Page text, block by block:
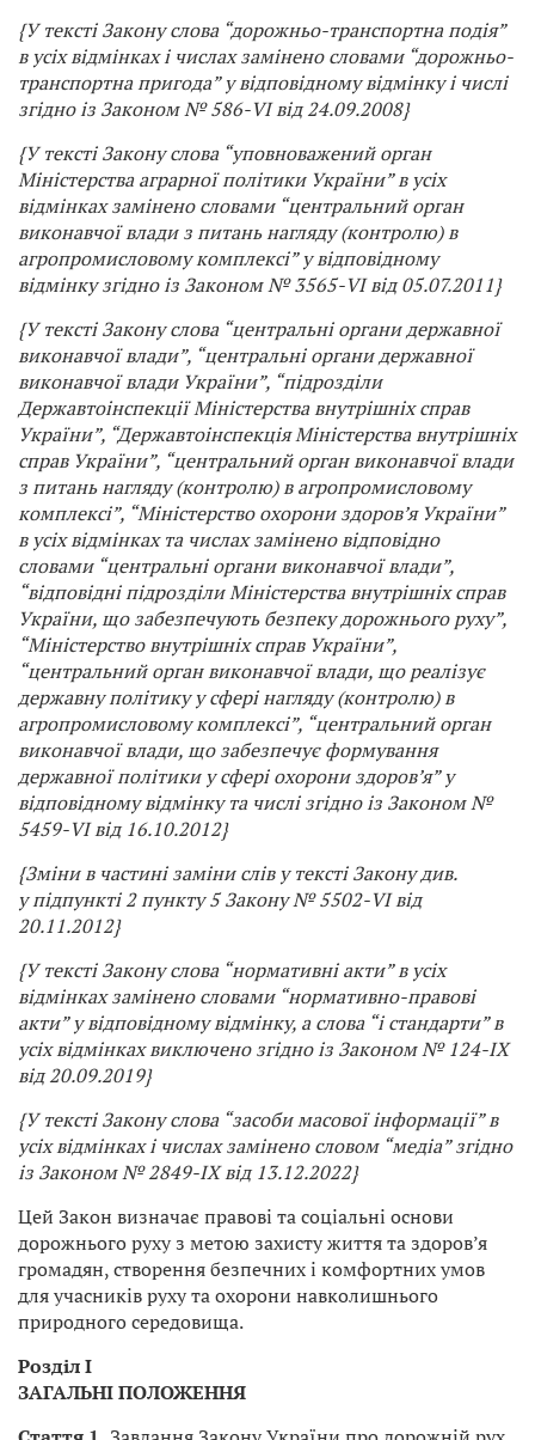
{У тексті Закону слова “дорожньо-транспортна подія”
в усіх відмінках і числах замінено словами “дорожньо-
транспортна пригода” у відповідному відмінку і числі
згідно із Законом № 586-VI від 24.09.2008}
{У тексті Закону слова “уповноважений орган
Міністерства аграрної політики України” в усіх
відмінках замінено словами “центральний орган
виконавчої влади з питань нагляду (контролю) в
агропромисловому комплексі” у відповідному
відмінку згідно із Законом № 3565-VI від 05.07.2011}
{У тексті Закону слова “центральні органи державної
виконавчої влади”, “центральні органи державної
виконавчої влади України”, “підрозділи
Державтоінспекції Міністерства внутрішніх справ
України”, “Державтоінспекція Міністерства внутрішніх
справ України”, “центральний орган виконавчої влади
з питань нагляду (контролю) в агропромисловому
комплексі”, “Міністерство охорони здоров’я України”
в усіх відмінках та числах замінено відповідно
словами “центральні органи виконавчої влади”,
“відповідні підрозділи Міністерства внутрішніх справ
України, що забезпечують безпеку дорожнього руху”,
“Міністерство внутрішніх справ України”,
“центральний орган виконавчої влади, що реалізує
державну політику у сфері нагляду (контролю) в
агропромисловому комплексі”, “центральний орган
виконавчої влади, що забезпечує формування
державної політики у сфері охорони здоров’я” у
відповідному відмінку та числі згідно із Законом №
5459-VI від 16.10.2012}
{Зміни в частині заміни слів у тексті Закону див.
у підпункті 2 пункту 5 Закону № 5502-VI від
20.11.2012}
{У тексті Закону слова “нормативні акти” в усіх
відмінках замінено словами “нормативно-правові
акти” у відповідному відмінку, а слова “і стандарти” в
усіх відмінках виключено згідно із Законом № 124-IX
від 20.09.2019}
{У тексті Закону слова “засоби масової інформації” в
усіх відмінках і числах замінено словом “медіа” згідно
із Законом № 2849-IX від 13.12.2022}
Цей Закон визначає правові та соціальні основи
дорожнього руху з метою захисту життя та здоров’я
громадян, створення безпечних і комфортних умов
для учасників руху та охорони навколишнього
природного середовища.
Розділ I
ЗАГАЛЬНІ ПОЛОЖЕННЯ